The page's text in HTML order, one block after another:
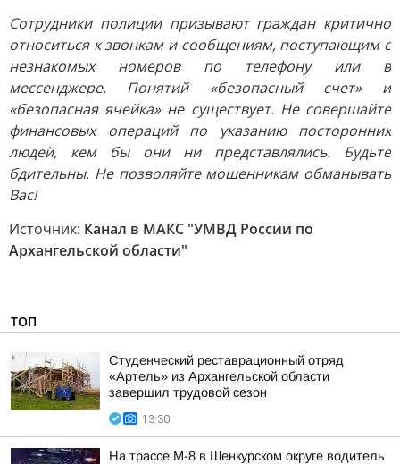
Сотрудники полиции призывают граждан критично
относиться к звонкам и сообщениям, поступающим с
незнакомых номеров по телефону или в
мессенджере. Понятий «безопасный счет» и
«безопасная ячейка» не существует. Не совершайте
финансовых операций по указанию посторонних
людей, кем бы они ни представлялись. Будьте
бдительны. Не позволяйте мошенникам обманывать
Вас!
Источник: Канал в МАКС "УМВД России по
Архангельскoй oбласти"
ТОП
Студенческий реставрационный отряд
«Артель» из Архангельской области
завершил трудовой сезон
13:30
На трассе М-8 в Шенкурском округе водитель